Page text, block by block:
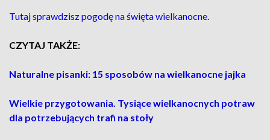
Tutaj sprawdzisz pogodę na święta wielkanocne.
CZYTAJ TAKŻE:
Naturalne pisanki: 15 sposobów na wielkanocne jajka
Wielkie przygotowania. Tysiące wielkanocnych potraw
dla potrzebujących trafi na stoły